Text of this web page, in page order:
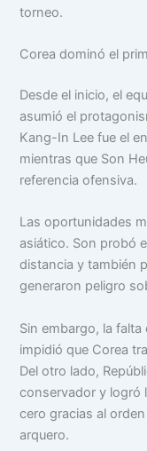
torneo.
Corea dominó el
Desde el inicio, el
asumió el
Kang-In Lee fue el
mientras que Son
referencia ofensiva.
Las oportunidades
asiático. Son probó
distancia y también
generaron peligro
Sin embargo, la
impidió que Corea
Del otro lado,
conservador y logró
cero gracias al
arquero.